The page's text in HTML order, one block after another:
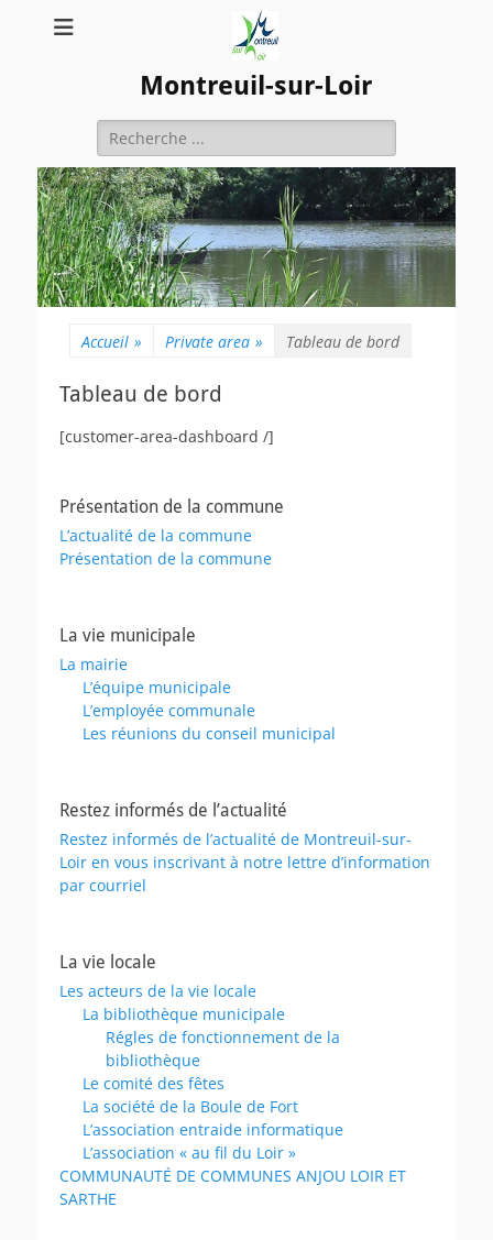
Montreuil-sur-Loir
Rechercher :
Accueil » Private area » Tableau de bord
Tableau de bord
[customer-area-dashboard /]
Présentation de la commune
L’actualité de la commune
Présentation de la commune
La vie municipale
La mairie
L’équipe municipale
L’employée communale
Les réunions du conseil municipal
Restez informés de l’actualité
Restez informés de l’actualité de Montreuil-sur-
Loir en vous inscrivant à notre lettre d’information
par courriel
La vie locale
Les acteurs de la vie locale
La bibliothèque municipale
Régles de fonctionnement de la
bibliothèque
Le comité des fêtes
La société de la Boule de Fort
L’association entraide informatique
L’association « au fil du Loir »
COMMUNAUTÉ DE COMMUNES ANJOU LOIR ET
SARTHE